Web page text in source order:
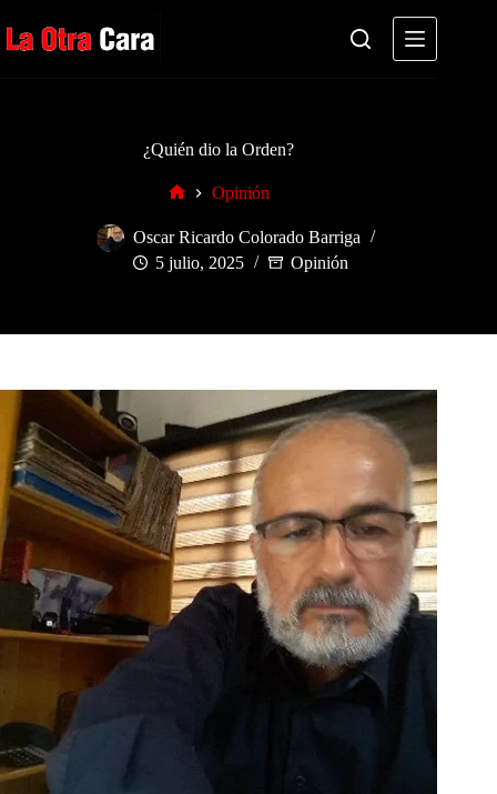
al
contenido
¿Quién dio la Orden?
Opinión
Oscar Ricardo Colorado Barriga
5 julio, 2025
Opinión